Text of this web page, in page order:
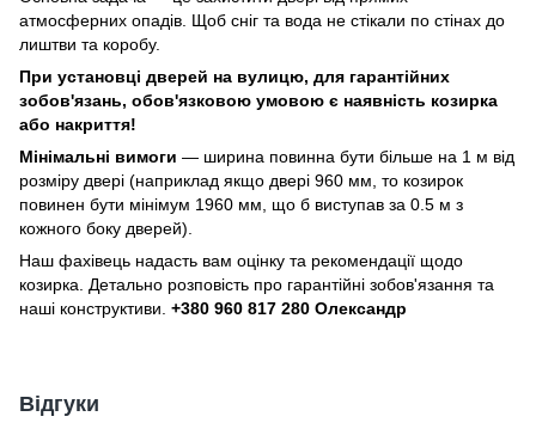
атмосферних опадів. Щоб сніг та вода не стікали по стінах до
лиштви та коробу.
При установці дверей на вулицю, для гарантійних
зобов'язань, обов'язковою умовою є наявність козирка
або накриття!
Мінімальні вимоги — ширина повинна бути більше на 1 м від
розміру двері (наприклад якщо двері 960 мм, то козирок
повинен бути мінімум 1960 мм, що б виступав за 0.5 м з
кожного боку дверей).
Наш фахівець надасть вам оцінку та рекомендації щодо
козирка. Детально розповість про гарантійні зобов'язання та
наші конструктиви. +380 960 817 280 Олександр
Відгуки